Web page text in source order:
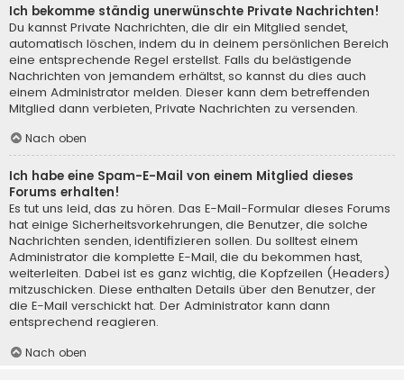
Ich bekomme ständig unerwünschte Private Nachrichten!
Du kannst Private Nachrichten, die dir ein Mitglied sendet,
automatisch löschen, indem du in deinem persönlichen Bereich
eine entsprechende Regel erstellst. Falls du belästigende
Nachrichten von jemandem erhältst, so kannst du dies auch
einem Administrator melden. Dieser kann dem betreffenden
Mitglied dann verbieten, Private Nachrichten zu versenden.
Nach oben
Ich habe eine Spam-E-Mail von einem Mitglied dieses
Forums erhalten!
Es tut uns leid, das zu hören. Das E-Mail-Formular dieses Forums
hat einige Sicherheitsvorkehrungen, die Benutzer, die solche
Nachrichten senden, identifizieren sollen. Du solltest einem
Administrator die komplette E-Mail, die du bekommen hast,
weiterleiten. Dabei ist es ganz wichtig, die Kopfzeilen (Headers)
mitzuschicken. Diese enthalten Details über den Benutzer, der
die E-Mail verschickt hat. Der Administrator kann dann
entsprechend reagieren.
Nach oben